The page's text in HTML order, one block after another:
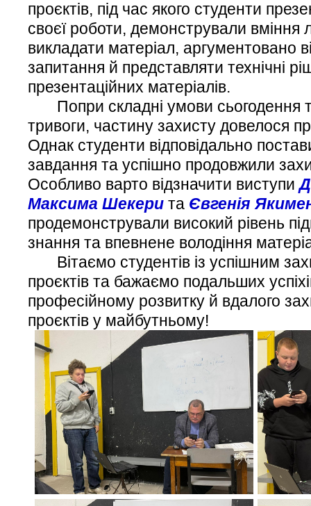
проєктів, під час якого студенти
своєї роботи, демонстрували вміння
викладати матеріал, аргументовано
запитання й представляти технічні
презентаційних матеріалів.
Попри складні умови сьогодення
тривоги, частину захисту довелося
Однак студенти відповідально
завдання та успішно продовжили
Особливо варто відзначити виступи
Максима Шекери та Євгенія
продемонстрували високий рівень
знання та впевнене володіння
Вітаємо студентів із успішним
проєктів та бажаємо подальших
професійному розвитку й вдалого
проєктів у майбутньому!